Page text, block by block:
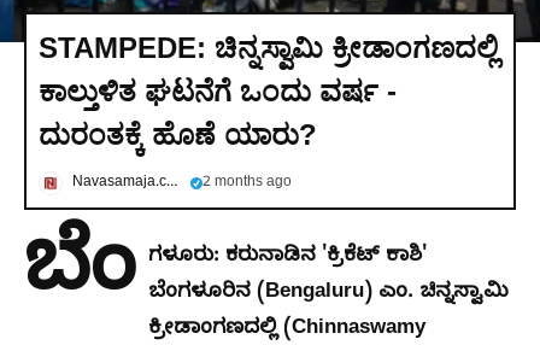
STAMPEDE: ಚಿನ್ನಸ್ವಾಮಿ ಕ್ರೀಡಾಂಗಣದಲ್ಲಿ
ಕಾಲ್ತುಳಿತ ಘಟನೆಗೆ ಒಂದು ವರ್ಷ -
ದುರಂತಕ್ಕೆ ಹೊಣೆ ಯಾರು?
Navasamaja.com 2 months ago
ಬೆಂ ಗಳೂರು: ಕರುನಾಡಿನ 'ಕ್ರಿಕೆಟ್‌ ಕಾಶಿ'
ಬೆಂಗಳೂರಿನ (Bengaluru) ಎಂ. ಚಿನ್ನಸ್ವಾಮಿ
ಕ್ರೀಡಾಂಗಣದಲ್ಲಿ (Chinnaswamy